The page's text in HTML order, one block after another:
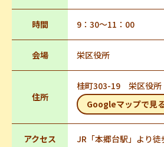
時間 9：30～11：00
会場 栄区役所
住所
桂町303-19 栄区役
Googleマップで見
アクセス JR「本郷台駅」より徒